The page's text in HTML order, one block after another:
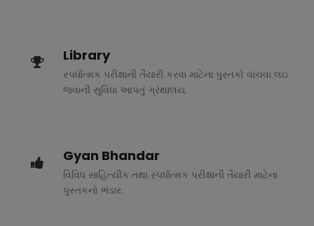
Library
સ્પર્ધાત્મક પરીક્ષાની તૈયારી કરવા માટેના પુસ્તકો વાંચવા લઇ
જવાની સુવિધા આપતું ગ્રંથાલય.
Gyan Bhandar
વિવિધ સાહિત્યીક તથા સ્પર્ધાત્મક પરીક્ષાની તૈયારી માટેના
પુસ્તકનો ભંડાર.